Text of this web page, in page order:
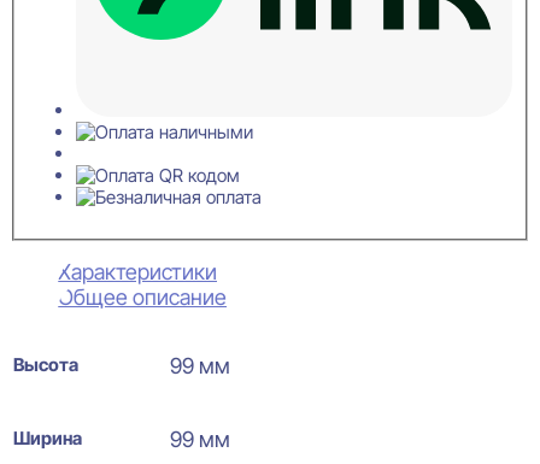
Характеристики
Общее описание
Высота 99 мм
Ширина 99 мм